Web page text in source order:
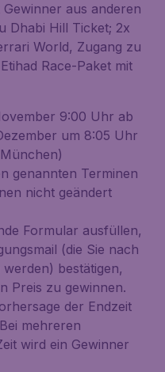
aus anderen
Dhabi Hill Ticket; 2x
World, Zugang zu
Race-Paket mit
9:00 Uhr ab
um 8:05 Uhr
genannten Terminen
nicht geändert
Formular ausfüllen,
(die Sie nach
bestätigen,
Preis zu gewinnen.
der Endzeit
mehreren
wird ein Gewinner